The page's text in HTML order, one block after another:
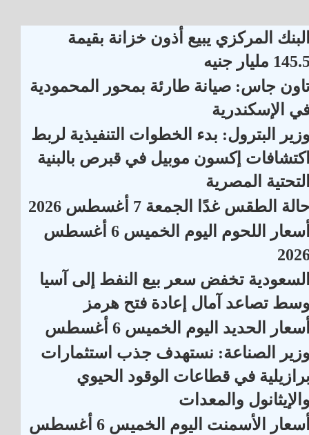
المركزي يبيع أذون خزانة بقيمة
مليار جنيه
جاس: صيانة طارئة بمحور المحمودية
الإسكندرية
البترول: بدء الخطوات التنفيذية لربط
إكسون موبيل في قبرص بالبنية
المصرية
الطقس غدًا الجمعة 7 أغسطس 2026
أسعار اللحوم اليوم الخميس 6 أغسطس
تخفض سعر بيع النفط إلى آسيا
تصاعد آمال إعادة فتح هرمز
الحديد اليوم الخميس 6 أغسطس
الصناعة: نستهدف جذب استثمارات
في قطاعات الوقود الحيوي
والمعدات
أسعار الأسمنت اليوم الخميس 6 أغسطس